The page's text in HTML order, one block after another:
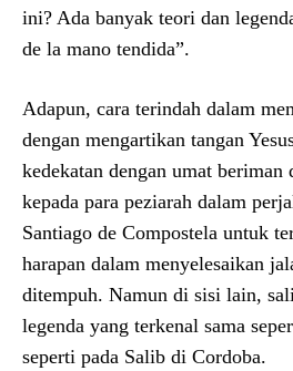
ini? Ada banyak teori dan
de la mano tendida”.
Adapun, cara terindah dalam
dengan mengartikan tangan
kedekatan dengan umat beriman
kepada para peziarah dalam
Santiago de Compostela untuk
harapan dalam menyelesaikan
ditempuh. Namun di sisi lain,
legenda yang terkenal sama
seperti pada Salib di Cordoba.